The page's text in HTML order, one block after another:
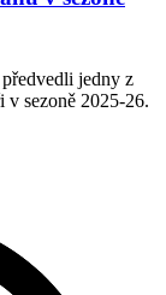
jedny z
v sezoně 2025-26.